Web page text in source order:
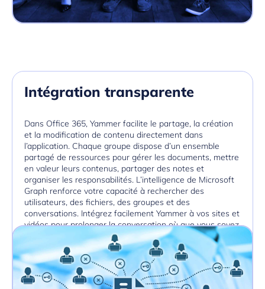
Intégration transparente
Dans Office 365, Yammer facilite le partage, la création
et la modification de contenu directement dans
l’application. Chaque groupe dispose d’un ensemble
partagé de ressources pour gérer les documents, mettre
en valeur leurs contenus, partager des notes et
organiser les responsabilités. L’intelligence de Microsoft
Graph renforce votre capacité à rechercher des
utilisateurs, des fichiers, des groupes et des
conversations. Intégrez facilement Yammer à vos sites et
vidéos pour prolonger la conversation où que vous soyez.